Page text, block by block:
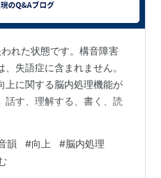
れた状態です。構音障害
失語症に含まれません。
上に関する脳内処理機能が
話す、理解する、書く、読
韻 #向上 #脳内処理